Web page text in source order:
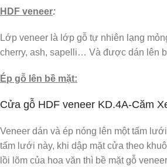
HDF veneer:
Lớp veneer là lớp gỗ tự nhiên lạng
cherry, ash, sapelli… Và được dán lên
Ép gỗ lên bề mặt:
Cửa gỗ HDF veneer KD.4A-Căm
Veneer dán và ép nóng lên một tấm
tấm lưới này, khi dập mặt cửa theo
lồi lõm của hoa văn thì bề mặt gỗ